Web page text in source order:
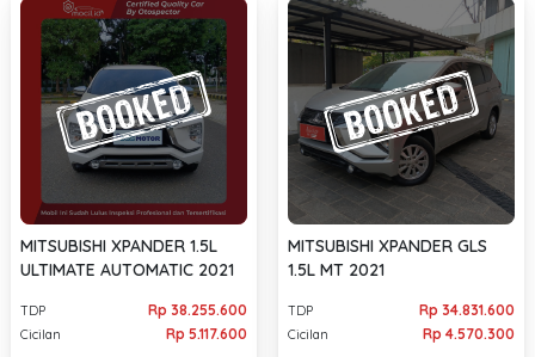
MITSUBISHI XPANDER 1.5L
ULTIMATE AUTOMATIC 2021
TDP Rp 38.255.600
Cicilan
Rp 5.117.600
MITSUBISHI XPANDER GLS
1.5L MT 2021
TDP Rp 34.831.600
Cicilan
Rp 4.570.300